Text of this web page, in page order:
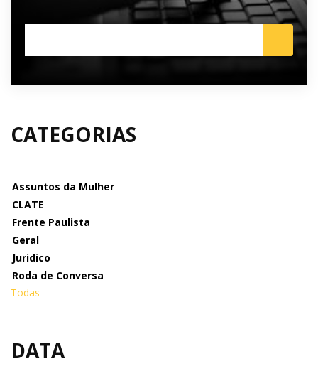
CATEGORIAS
Assuntos da Mulher
CLATE
Frente Paulista
Geral
Juridico
Roda de Conversa
Todas
DATA